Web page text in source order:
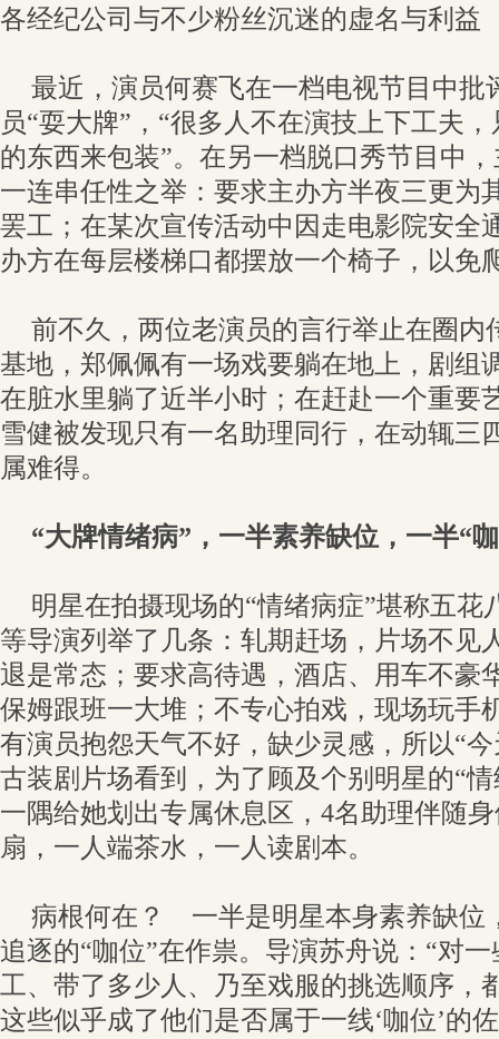
各经纪公司与不少粉丝沉迷的虚名与利益
最近，演员何赛飞在一档电视节目中批
员“耍大牌”，“很多人不在演技上下工夫
的东西来包装”。在另一档脱口秀节目中
一连串任性之举：要求主办方半夜三更为
罢工；在某次宣传活动中因走电影院安全
办方在每层楼梯口都摆放一个椅子，以免
前不久，两位老演员的言行举止在圈内
基地，郑佩佩有一场戏要躺在地上，剧组
在脏水里躺了近半小时；在赶赴一个重要
雪健被发现只有一名助理同行，在动辄三
属难得。
“大牌情绪病”，一半素养缺位，一半“
明星在拍摄现场的“情绪病症”堪称五花
等导演列举了几条：轧期赶场，片场不见
退是常态；要求高待遇，酒店、用车不豪
保姆跟班一大堆；不专心拍戏，现场玩手
有演员抱怨天气不好，缺少灵感，所以“
古装剧片场看到，为了顾及个别明星的“
一隅给她划出专属休息区，4名助理伴随
扇，一人端茶水，一人读剧本。
病根何在？ 一半是明星本身素养缺位
追逐的“咖位”在作祟。导演苏舟说：“对
工、带了多少人、乃至戏服的挑选顺序，
这些似乎成了他们是否属于一线‘咖位’的